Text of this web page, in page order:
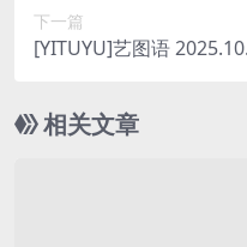
下一篇
[YITUYU]艺图语
相关文章